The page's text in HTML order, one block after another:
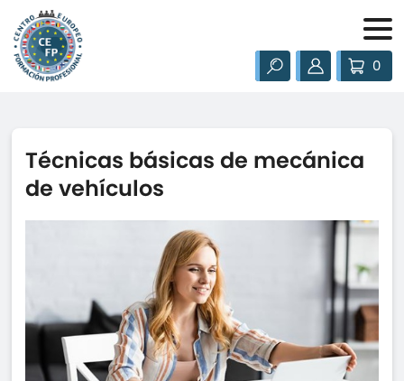
0
Técnicas básicas de mecánica
de vehículos